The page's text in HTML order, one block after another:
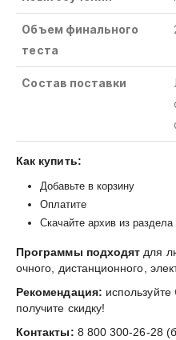
Объем финального
теста
Состав поставки
Как купить:
Добавьте в корзину
Оплатите
Скачайте архив из
Программы подходят для
очного, дистанционного,
Рекомендация: используйте
получите скидку!
Контакты: 8 800 300-26-28